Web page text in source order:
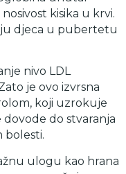
kisika u krvi.
djeca u pubertetu
nivo LDL
je ovo izvrsna
koji uzrokuje
do stvaranja
bolesti.
ulogu kao hrana